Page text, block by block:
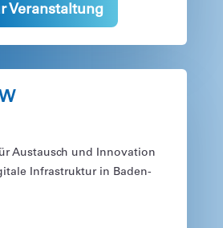
Veranstaltung
Austausch und Innovation
Infrastruktur in Baden-